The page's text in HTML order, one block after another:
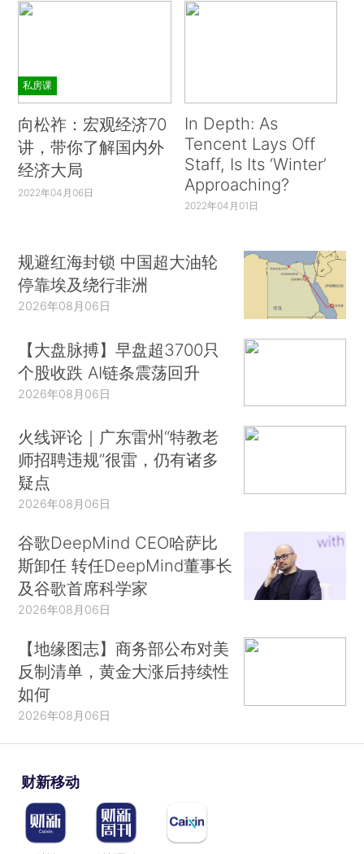
私房课
向松祚：宏观经济70
讲，带你了解国内外
经济大局
2022年04月06日
In Depth: As
Tencent Lays Off
Staff, Is Its ‘Winter’
Approaching?
2022年04月01日
规避红海封锁 中国超大油轮
停靠埃及绕行非洲
2026年08月06日
【大盘脉搏】早盘超3700只
个股收跌 AI链条震荡回升
2026年08月06日
火线评论｜广东雷州“特教老
师招聘违规”很雷，仍有诸多
疑点
2026年08月06日
谷歌DeepMind CEO哈萨比
斯卸任 转任DeepMind董事长
及谷歌首席科学家
2026年08月06日
【地缘图志】商务部公布对美
反制清单，黄金大涨后持续性
如何
2026年08月06日
财新移动